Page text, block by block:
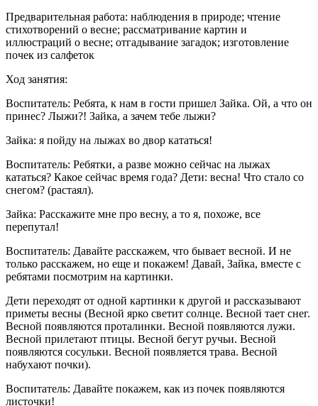
Предварительная работа: наблюдения в природе; чтение
стихотворений о весне; рассматривание картин и
иллюстраций о весне; отгадывание загадок; изготовление
почек из салфеток
Ход занятия:
Воспитатель: Ребята, к нам в гости пришел Зайка. Ой, а что он
принес? Лыжи?! Зайка, а зачем тебе лыжи?
Зайка: я пойду на лыжах во двор кататься!
Воспитатель: Ребятки, а разве можно сейчас на лыжах
кататься? Какое сейчас время года? Дети: весна! Что стало со
снегом? (растаял).
Зайка: Расскажите мне про весну, а то я, похоже, все
перепутал!
Воспитатель: Давайте расскажем, что бывает весной. И не
только расскажем, но еще и покажем! Давай, Зайка, вместе с
ребятами посмотрим на картинки.
Дети переходят от одной картинки к другой и рассказывают
приметы весны (Весной ярко светит солнце. Весной тает снег.
Весной появляются проталинки. Весной появляются лужи.
Весной прилетают птицы. Весной бегут ручьи. Весной
появляются сосульки. Весной появляется трава. Весной
набухают почки).
Воспитатель: Давайте покажем, как из почек появляются
листочки!